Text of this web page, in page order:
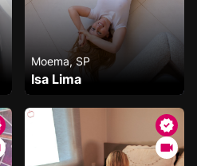
Moema, SP
Isa Lima